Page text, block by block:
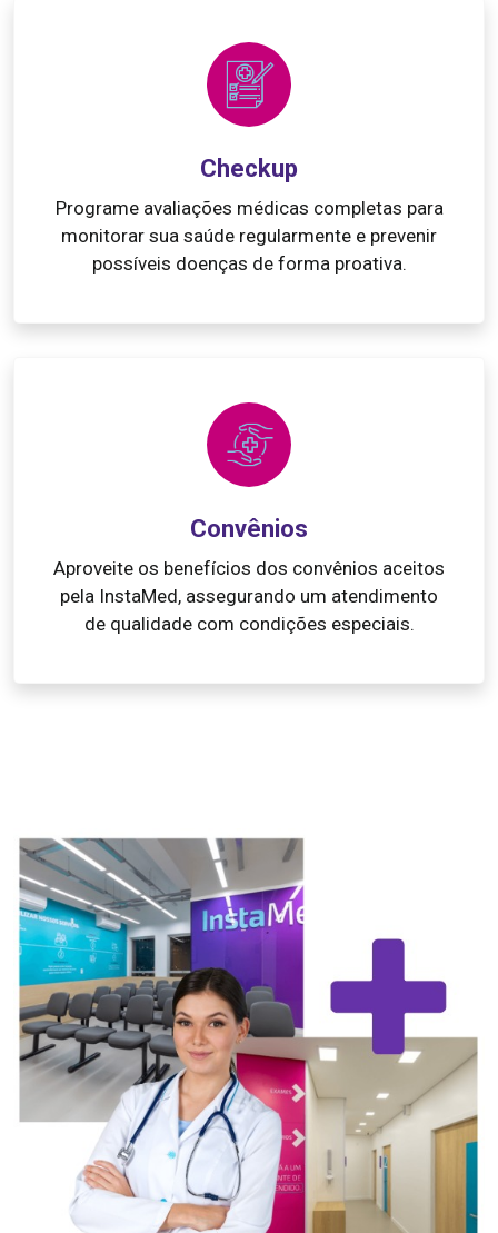
Checkup
Programe avaliações médicas completas para
monitorar sua saúde regularmente e prevenir
possíveis doenças de forma proativa.
Convênios
Aproveite os benefícios dos convênios aceitos
pela InstaMed, assegurando um atendimento
de qualidade com condições especiais.